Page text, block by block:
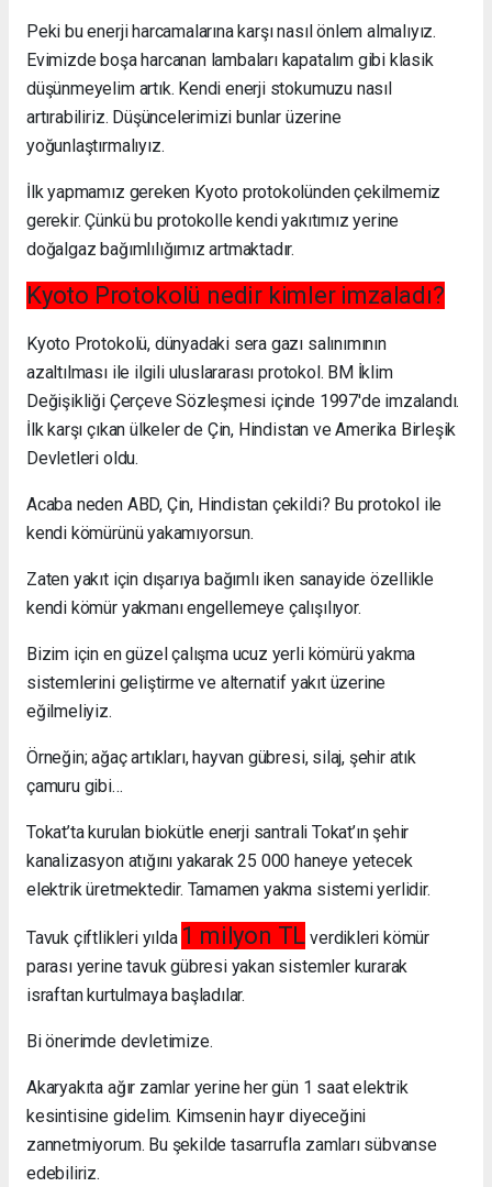
Peki bu enerji harcamalarına karşı nasıl önlem almalıyız.
Evimizde boşa harcanan lambaları kapatalım gibi klasik
düşünmeyelim artık. Kendi enerji stokumuzu nasıl
artırabiliriz. Düşüncelerimizi bunlar üzerine
yoğunlaştırmalıyız.
İlk yapmamız gereken Kyoto protokolünden çekilmemiz
gerekir. Çünkü bu protokolle kendi yakıtımız yerine
doğalgaz bağımlılığımız artmaktadır.
Kyoto Protokolü nedir kimler imzaladı?
Kyoto Protokolü, dünyadaki sera gazı salınımının
azaltılması ile ilgili uluslararası protokol. BM İklim
Değişikliği Çerçeve Sözleşmesi içinde 1997'de imzalandı.
İlk karşı çıkan ülkeler de Çin, Hindistan ve Amerika Birleşik
Devletleri oldu.
Acaba neden ABD, Çin, Hindistan çekildi? Bu protokol ile
kendi kömürünü yakamıyorsun.
Zaten yakıt için dışarıya bağımlı iken sanayide özellikle
kendi kömür yakmanı engellemeye çalışılıyor.
Bizim için en güzel çalışma ucuz yerli kömürü yakma
sistemlerini geliştirme ve alternatif yakıt üzerine
eğilmeliyiz.
Örneğin; ağaç artıkları, hayvan gübresi, silaj, şehir atık
çamuru gibi…
Tokat’ta kurulan biokütle enerji santrali Tokat’ın şehir
kanalizasyon atığını yakarak 25 000 haneye yetecek
elektrik üretmektedir. Tamamen yakma sistemi yerlidir.
Tavuk çiftlikleri yılda 1 milyon TL verdikleri kömür
parası yerine tavuk gübresi yakan sistemler kurarak
israftan kurtulmaya başladılar.
Bi önerimde devletimize.
Akaryakıta ağır zamlar yerine her gün 1 saat elektrik
kesintisine gidelim. Kimsenin hayır diyeceğini
zannetmiyorum. Bu şekilde tasarrufla zamları sübvanse
edebiliriz.